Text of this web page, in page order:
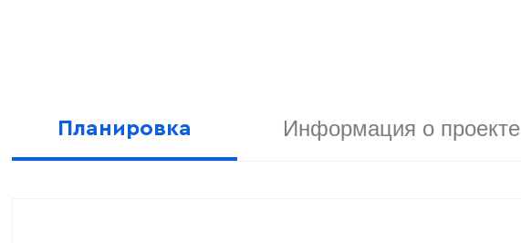
Планировка Информация о проекте